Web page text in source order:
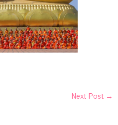
Next Post →